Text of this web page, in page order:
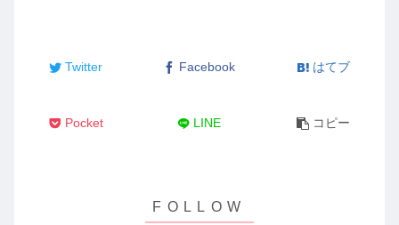
Twitter Facebook はてブ
Pocket LINE コピー